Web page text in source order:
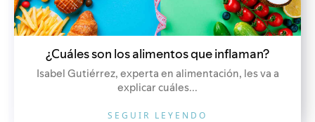
¿Cuáles son los alimentos que inflaman?
Isabel Gutiérrez, experta en alimentación, les va a
explicar cuáles...
SEGUIR LEYENDO